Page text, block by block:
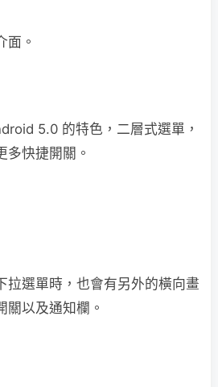
面。
5.0 的特色，二層式選單，
多快捷開關。
拉選單時，也會有另外的橫向畫
關以及通知欄。